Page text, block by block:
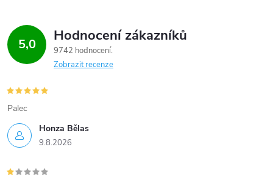
5,0 Hodnocení zákazníků
9742 hodnocení
Zobrazit recenze
Honza Bělas
9.8.2026
Palec